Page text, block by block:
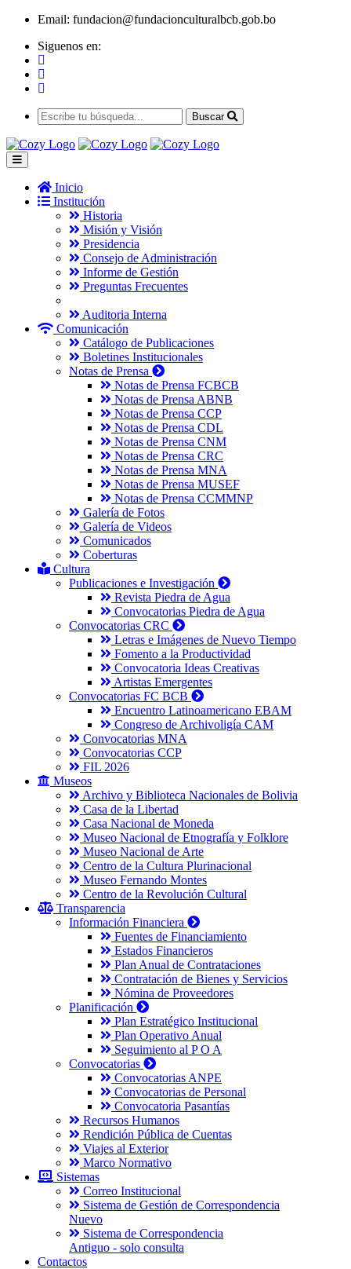
Email: fundacion@fundacionculturalbcb.gob.bo
Siguenos en:
Buscar
Inicio
Institución
Historia
Misión y Visión
Presidencia
Consejo de Administración
Informe de Gestión
Preguntas Frecuentes
Auditoria Interna
Comunicación
Catálogo de Publicaciones
Boletines Institucionales
Notas de Prensa
Notas de Prensa FCBCB
Notas de Prensa ABNB
Notas de Prensa CCP
Notas de Prensa CDL
Notas de Prensa CNM
Notas de Prensa CRC
Notas de Prensa MNA
Notas de Prensa MUSEF
Notas de Prensa CCMMNP
Galería de Fotos
Galería de Videos
Comunicados
Coberturas
Cultura
Publicaciones e Investigación
Revista Piedra de Agua
Convocatorias Piedra de Agua
Convocatorias CRC
Letras e Imágenes de Nuevo Tiempo
Fomento a la Productividad
Convocatoria Ideas Creativas
Artistas Emergentes
Convocatorias FC BCB
Encuentro Latinoamericano EBAM
Congreso de Archivoligía CAM
Convocatorias MNA
Convocatorias CCP
FIL 2026
Museos
Archivo y Biblioteca Nacionales de Bolivia
Casa de la Libertad
Casa Nacional de Moneda
Museo Nacional de Etnografía y Folklore
Museo Nacional de Arte
Centro de la Cultura Plurinacional
Museo Fernando Montes
Centro de la Revolución Cultural
Transparencia
Información Financiera
Fuentes de Financiamiento
Estados Financieros
Plan Anual de Contrataciones
Contratación de Bienes y Servicios
Nómina de Proveedores
Planificación
Plan Estratégico Institucional
Plan Operativo Anual
Seguimiento al P O A
Convocatorias
Convocatorias ANPE
Convocatorias de Personal
Convocatoria Pasantías
Recursos Humanos
Rendición Pública de Cuentas
Viajes al Exterior
Marco Normativo
Sistemas
Correo Institucional
Sistema de Gestión de Correspondencia
Nuevo
Sistema de Correspondencia
Antiguo - solo consulta
Contactos